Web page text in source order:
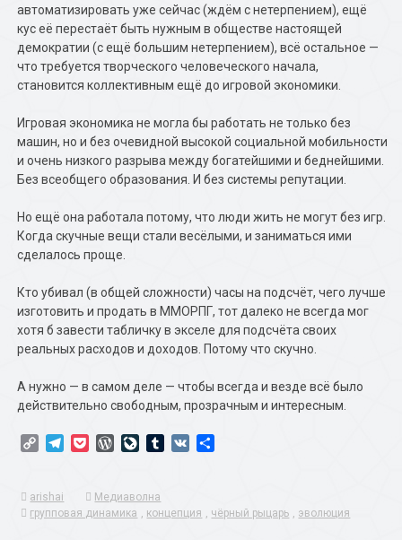
автоматизировать уже сейчас (ждём с нетерпением), ещё
кус её перестаёт быть нужным в обществе настоящей
демократии (с ещё большим нетерпением), всё остальное —
что требуется творческого человеческого начала,
становится коллективным ещё до игровой экономики.
Игровая экономика не могла бы работать не только без
машин, но и без очевидной высокой социальной мобильности
и очень низкого разрыва между богатейшими и беднейшими.
Без всеобщего образования. И без системы репутации.
Но ещё она работала потому, что люди жить не могут без игр.
Когда скучные вещи стали весёлыми, и заниматься ими
сделалось проще.
Кто убивал (в общей сложности) часы на подсчёт, чего лучше
изготовить и продать в ММОРПГ, тот далеко не всегда мог
хотя б завести табличку в экселе для подсчёта своих
реальных расходов и доходов. Потому что скучно.
А нужно — в самом деле — чтобы всегда и везде всё было
действительно свободным, прозрачным и интересным.
Copy TelegramPocketWordPress
LiveJournal
Tumblr
VK
arishai
Медиаволна
групповая динамика , концепция , чёрный рыцарь , эволюция